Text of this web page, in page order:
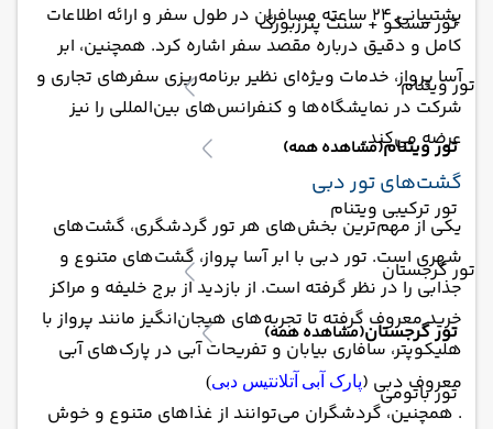
تور مسکو + سنت پترزبورگ
تور ویتنام
تور ویتنام(مشاهده همه)
تور ترکیبی ویتنام
تور گرجستان
تور گرجستان(مشاهده همه)
تور باتومی
پشتیبانی ۲۴ ساعته مسافران در طول سفر و ارائه اطلاعات
کامل و دقیق درباره مقصد سفر اشاره کرد. همچنین، ابر
آسا پرواز، خدمات ویژه‌ای نظیر برنامه‌ریزی سفرهای تجاری و
شرکت در نمایشگاه‌ها و کنفرانس‌های بین‌المللی را نیز
عرضه می‌کند.
گشت‌های تور دبی
یکی از مهم‌ترین بخش‌های هر تور گردشگری، گشت‌های
شهری است. تور دبی با ابر آسا پرواز، گشت‌های متنوع و
جذابی را در نظر گرفته است. از بازدید از برج خلیفه و مراکز
خرید معروف گرفته تا تجربه‌های هیجان‌انگیز مانند پرواز با
هلیکوپتر، سافاری بیابان و تفریحات آبی در پارک‌های آبی
معروف دبی (پارک آبی آتلانتیس دبی)
. همچنین، گردشگران می‌توانند از غذاهای متنوع و خوش